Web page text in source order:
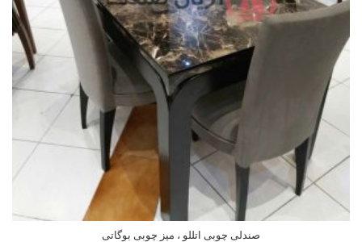
صندلی چوبی اتللو ، میز چوبی بوگاتی